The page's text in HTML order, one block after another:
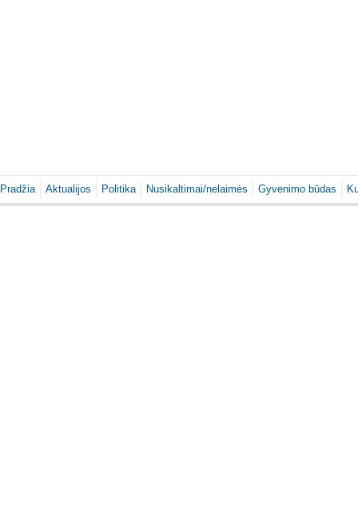
Pradžia Aktualijos Politika Nusikaltimai/nelaimės Gyvenimo būdas